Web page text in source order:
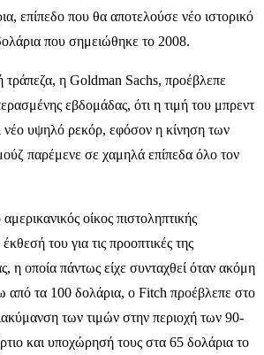
επίπεδο που θα αποτελούσε νέο ιστορικό
που σημειώθηκε το 2008.
τράπεζα, η Goldman Sachs, προέβλεπε
εβδομάδας, ότι η τιμή του μπρεντ
νέο υψηλό ρεκόρ, εφόσον η κίνηση των
παρέμενε σε χαμηλά επίπεδα όλο τον
οίκος πιστοληπτικής
του για τις προοπτικές της
η οποία πάντως είχε συνταχθεί όταν ακόμη
από τα 100 δολάρια, ο Fitch προέβλεπε στο
των τιμών στην περιοχή των 90-
και υποχώρησή τους στα 65 δολάρια το